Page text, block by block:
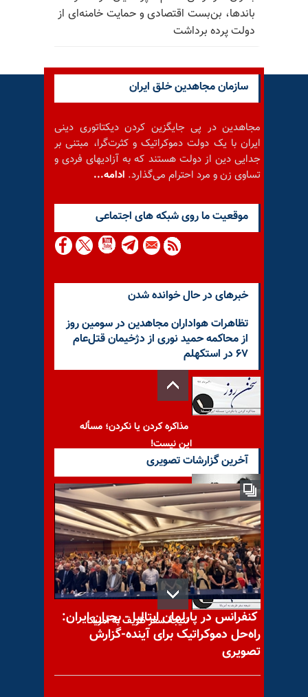
باندها، بن‌بست اقتصادی و حمایت خامنه‌ای از
دولت پرده برداشت
سازمان مجاهدین خلق ایران
مجاهدین در پی جایگزین کردن دیکتاتوری دینی
ایران با یک دولت دموکراتیک و کثرت‌گرا، مبتنی بر
جدایی دین از دولت هستند که به آزادیهای فردی و
تساوی زن و مرد احترام می‌گذارد. ادامه...
موقعيت ما روى شبكه هاى اجتماعى
خبرهای در حال خوانده شدن
تظاهرات هواداران مجاهدین در سومین روز
از محاکمه حمید نوری از دژخیمان قتل‌عام
۶۷ در استکهلم
مذاکره کردن یا نکردن؛ مسأله
با یاد مجاهد شهید امان الله
(امان) طاهرلو
نتیجهٔ سفر ظریف به آمریکا
آخرین گزارشات تصویری
کنفرانس در پارلمان ایتالیا - بحران ایران:
راه‌حل دموکراتیک برای آینده-گزارش
تصویری